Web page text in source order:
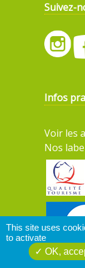
Suivez-
Infos
Voir les
Nos
This site uses
to activate
OK,